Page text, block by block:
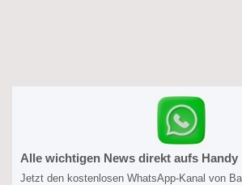
Alle wichtigen News direkt aufs Handy
Jetzt den kostenlosen WhatsApp-Kanal von